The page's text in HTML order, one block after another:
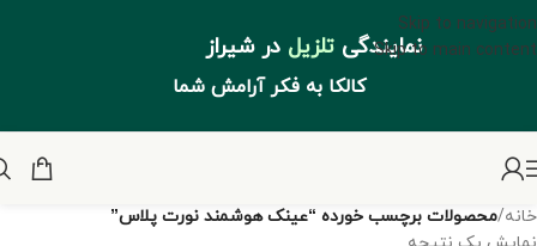
Skip to navigation
Skip to main content
نمایندگی تلزیل در شیراز
کالکا به فکر آرامش شما
خانه/محصولات برچسب خورده “عینک هوشمند نورت پلاس”